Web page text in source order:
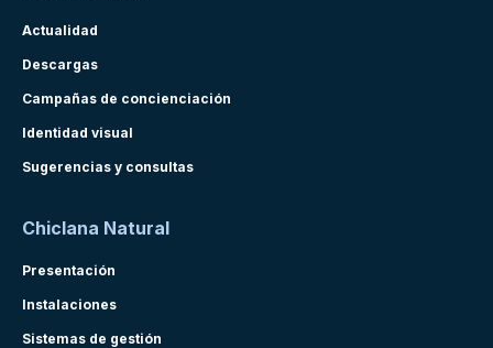
Actualidad
Descargas
Campañas de concienciación
Identidad visual
Sugerencias y consultas
Chiclana Natural
Presentación
Instalaciones
Sistemas de gestión